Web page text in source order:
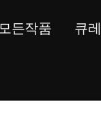
든작품 큐